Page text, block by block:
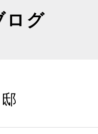
ログ